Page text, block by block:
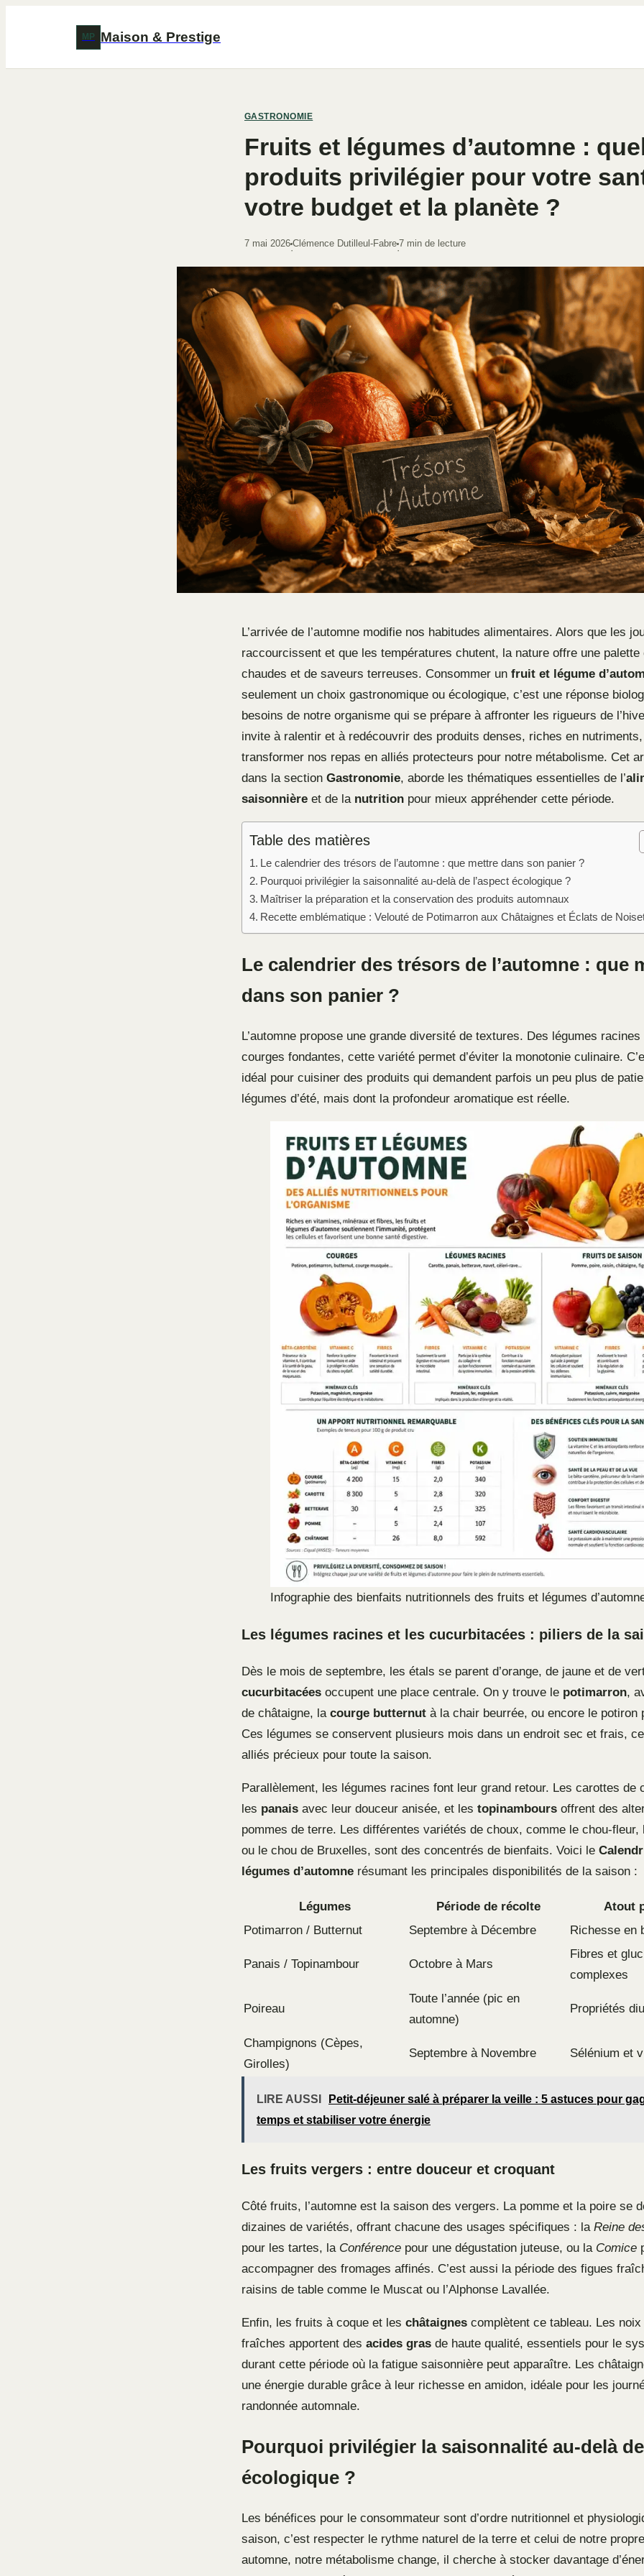
MP Maison & Prestige
GASTRONOMIE
Fruits et légumes d’automne :
produits privilégier pour votre
votre budget et la planète ?
7 mai 2026
·
Clémence Dutilleul-Fabre
·
7 min de lecture
L’arrivée de l’automne modifie nos habitudes alimentaires. Alors que les
raccourcissent et que les températures chutent, la nature offre une palette
chaudes et de saveurs terreuses. Consommer un fruit et légume
seulement un choix gastronomique ou écologique, c’est une réponse
besoins de notre organisme qui se prépare à affronter les rigueurs de
invite à ralentir et à redécouvrir des produits denses, riches en
transformer nos repas en alliés protecteurs pour notre métabolisme. Cet
dans la section Gastronomie, aborde les thématiques essentielles de l’
saisonnière et de la nutrition pour mieux appréhender cette période.
Table des matières
Le calendrier des trésors de l’automne : que mettre dans son panier ?
Pourquoi privilégier la saisonnalité au-delà de l’aspect écologique ?
Maîtriser la préparation et la conservation des produits automnaux
Recette emblématique : Velouté de Potimarron aux Châtaignes et Éclats de
Le calendrier des trésors de l’automne : que
dans son panier ?
L’automne propose une grande diversité de textures. Des légumes
courges fondantes, cette variété permet d’éviter la monotonie culinaire.
idéal pour cuisiner des produits qui demandent parfois un peu plus de
légumes d’été, mais dont la profondeur aromatique est réelle.
Infographie des bienfaits nutritionnels des fruits et légumes
Les légumes racines et les cucurbitacées : piliers de la
Dès le mois de septembre, les étals se parent d’orange, de jaune et de
cucurbitacées occupent une place centrale. On y trouve le potimarron,
de châtaigne, la courge butternut à la chair beurrée, ou encore le potiron
Ces légumes se conservent plusieurs mois dans un endroit sec et frais,
alliés précieux pour toute la saison.
Parallèlement, les légumes racines font leur grand retour. Les carottes de
les panais avec leur douceur anisée, et les topinambours offrent des
pommes de terre. Les différentes variétés de choux, comme le chou-fleur,
ou le chou de Bruxelles, sont des concentrés de bienfaits. Voici le
légumes d’automne résumant les principales disponibilités de la saison :
Légumes Période de récolte
Atout
Potimarron / Butternut
Septembre à Décembre Richesse en
Panais / Topinambour Octobre à Mars
Fibres et
complexes
Poireau
Toute l’année (pic en
automne)
Propriétés
Champignons (Cèpes,
Girolles)
Septembre à Novembre Sélénium et
LIRE AUSSI
Petit-déjeuner salé à préparer la veille : 5 astuces pour
temps et stabiliser votre énergie
Les fruits vergers : entre douceur et croquant
Côté fruits, l’automne est la saison des vergers. La pomme et la poire se
dizaines de variétés, offrant chacune des usages spécifiques : la Reine
pour les tartes, la Conférence pour une dégustation juteuse, ou la Comice
accompagner des fromages affinés. C’est aussi la période des figues
raisins de table comme le Muscat ou l’Alphonse Lavallée.
Enfin, les fruits à coque et les châtaignes complètent ce tableau. Les
fraîches apportent des acides gras de haute qualité, essentiels pour le
durant cette période où la fatigue saisonnière peut apparaître. Les
une énergie durable grâce à leur richesse en amidon, idéale pour les
randonnée automnale.
Pourquoi privilégier la saisonnalité au-delà de
écologique ?
Les bénéfices pour le consommateur sont d’ordre nutritionnel et
saison, c’est respecter le rythme naturel de la terre et celui de notre
automne, notre métabolisme change, il cherche à stocker davantage